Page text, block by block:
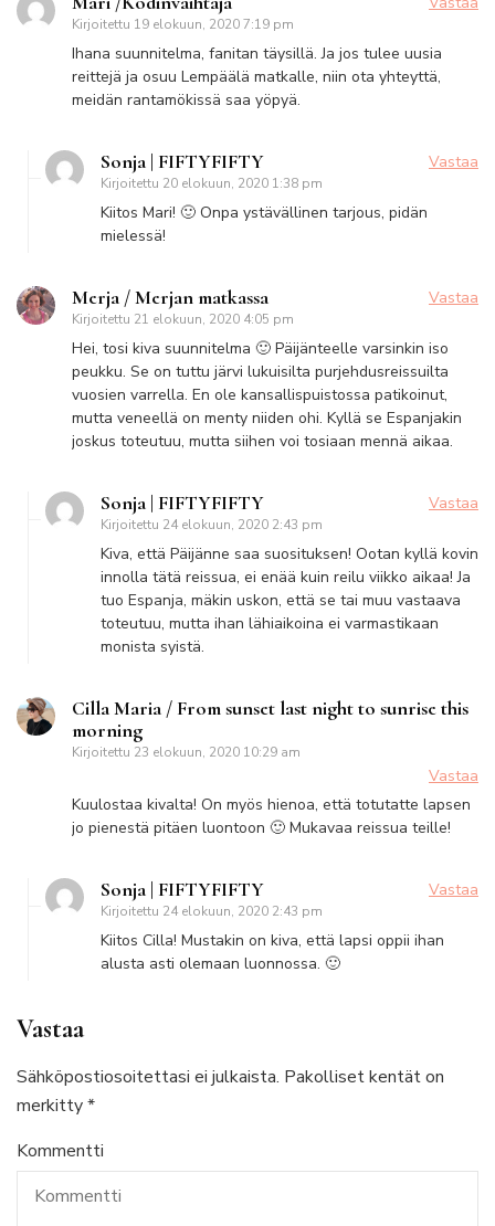
Kirjoitettu 19 elokuun, 2020 7:19 pm
Ihana suunnitelma, fanitan täysillä. Ja jos tulee uusia
reittejä ja osuu Lempäälä matkalle, niin ota yhteyttä,
meidän rantamökissä saa yöpyä.
Sonja | FIFTYFIFTY
Kirjoitettu 20 elokuun, 2020 1:38 pm
Vastaa
Kiitos Mari! 🙂 Onpa ystävällinen tarjous, pidän
mielessä!
Merja / Merjan matkassa
Kirjoitettu 21 elokuun, 2020 4:05 pm
Vastaa
Hei, tosi kiva suunnitelma 🙂 Päijänteelle varsinkin iso
peukku. Se on tuttu järvi lukuisilta purjehdusreissuilta
vuosien varrella. En ole kansallispuistossa patikoinut,
mutta veneellä on menty niiden ohi. Kyllä se Espanjakin
joskus toteutuu, mutta siihen voi tosiaan mennä aikaa.
Sonja | FIFTYFIFTY
Kirjoitettu 24 elokuun, 2020 2:43 pm
Vastaa
Kiva, että Päijänne saa suosituksen! Ootan kyllä kovin
innolla tätä reissua, ei enää kuin reilu viikko aikaa! Ja
tuo Espanja, mäkin uskon, että se tai muu vastaava
toteutuu, mutta ihan lähiaikoina ei varmastikaan
monista syistä.
Cilla Maria / From sunset last night to sunrise this
morning
Kirjoitettu 23 elokuun, 2020 10:29 am
Vastaa
Kuulostaa kivalta! On myös hienoa, että totutatte lapsen
jo pienestä pitäen luontoon 🙂 Mukavaa reissua teille!
Sonja | FIFTYFIFTY
Kirjoitettu 24 elokuun, 2020 2:43 pm
Vastaa
Kiitos Cilla! Mustakin on kiva, että lapsi oppii ihan
alusta asti olemaan luonnossa. 🙂
Vastaa
Sähköpostiosoitettasi ei julkaista. Pakolliset kentät on
merkitty*
Kommentti